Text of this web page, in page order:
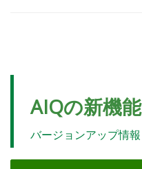
AIQの新機能
バージョンアップ情報